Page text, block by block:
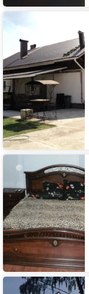
Загородный
отель
Слобода
Клязме
Вилла
Антик
Отель
MYGOSTINICA